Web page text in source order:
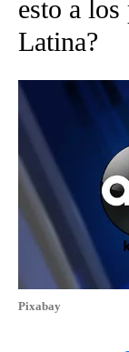
esto a los
Latina?
Pixabay